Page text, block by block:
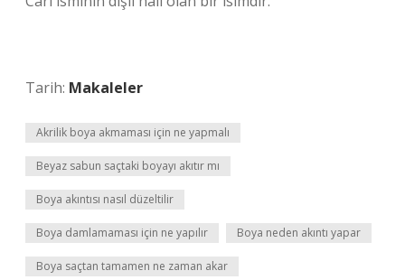
Tarih: Makaleler
Akrilik boya akmaması için ne yapmalı
Beyaz sabun saçtaki boyayı akıtır mı
Boya akıntısı nasıl düzeltilir
Boya damlamaması için ne yapılır Boya neden akıntı yapar
Boya saçtan tamamen ne zaman akar